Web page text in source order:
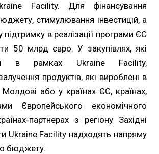
Facility. Для фінансування
стимулювання інвестицій, а
підтримку в реалізації програми ЄС
50 млрд євро. У закупівлях, які
в рамках Ukraine Facility,
продуктів, які вироблені в
Молдові або у країнах ЄС, країнах,
Європейського економічного
партнерах з регіону Західні
Ukraine Facility надходять напряму
бюджету.